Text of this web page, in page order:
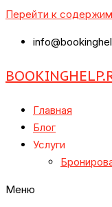
Перейти к
Главная
Блог
Услуги
Меню